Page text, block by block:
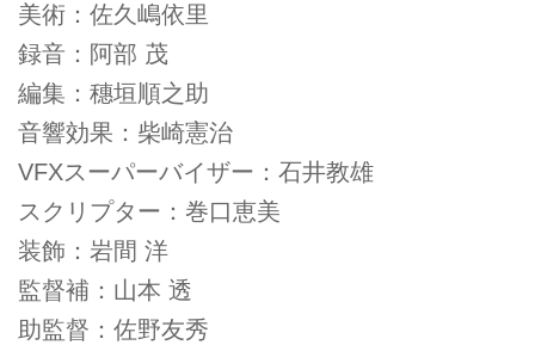
美術：佐久嶋依里
録音：阿部 茂
編集：穗垣順之助
音響効果：柴崎憲治
VFXスーパーバイザー：石井教雄
スクリプター：巻口恵美
装飾：岩間 洋
監督補：山本 透
助監督：佐野友秀